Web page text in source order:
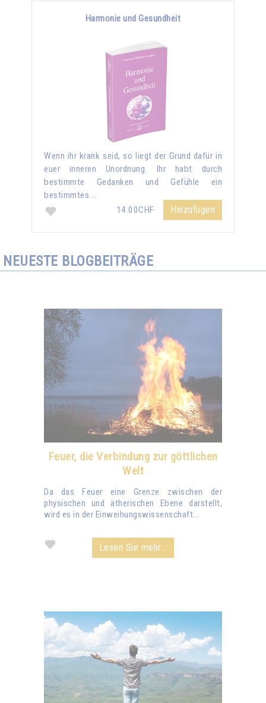
Harmonie und Gesundheit
Wenn ihr krank seid, so liegt der Grund dafür in
euer inneren Unordnung. Ihr habt durch
bestimmte Gedanken und Gefühle ein
bestimmtes …
14.00CHF
Hinzufügen
NEUESTE BLOGBEITRÄGE
Feuer, die Verbindung zur göttlichen
Welt
Da das Feuer eine Grenze zwischen der
physischen und ätherischen Ebene darstellt,
wird es in der Einweihungswissenschaft...
Lesen Sie mehr...